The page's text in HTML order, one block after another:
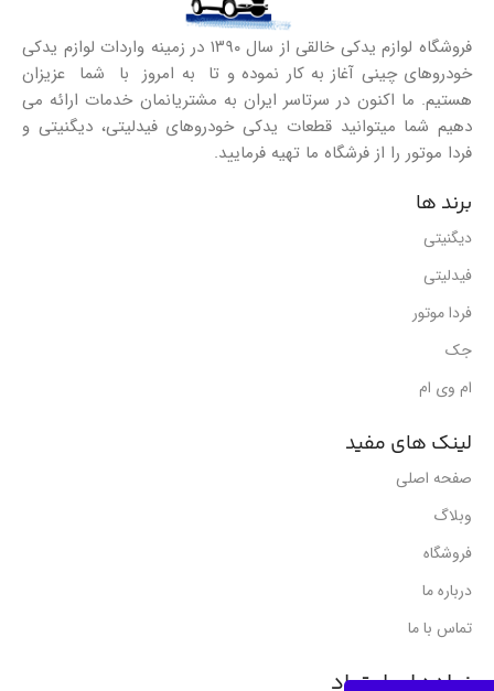
فروشگاه لوازم یدکی خالقی از سال ۱۳۹۰ در زمینه واردات لوازم یدکی
خودروهای چینی آغاز به کار نموده و تا به امروز با شما عزیزان
هستیم. ما اکنون در سرتاسر ایران به مشتریانمان خدمات ارائه می
دهیم شما میتوانید قطعات یدکی خودروهای فیدلیتی، دیگنیتی و
فردا موتور را از فرشگاه ما تهیه فرمایید.
برند ها
دیگنیتی
فیدلیتی
فردا موتور
جک
ام وی ام
لینک های مفید
صفحه اصلی
وبلاگ
فروشگاه
درباره ما
تماس با ما
نمادهای اعتماد